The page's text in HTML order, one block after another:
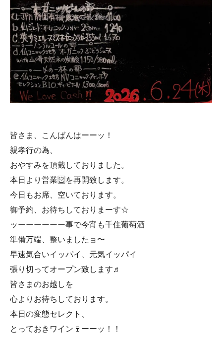
皆さま、こんばんはーーッ！
親孝行の為、
おやすみを頂戴しておりました。
本日より営業🈺を再開致します。
今日もお席、空いております。
御予約、お待ちしておりまーす☆
ッーーーーーー事で今宵も千住葡萄酒
準備万端、整いましたョ〜
早速気合いイッパイ、元気イッパイ
張り切ってオープン致します♬
皆さまのお越しを
心よりお待ちしております。
本日の変態セレクト、
とっておきワイン🍷ーーッ！！